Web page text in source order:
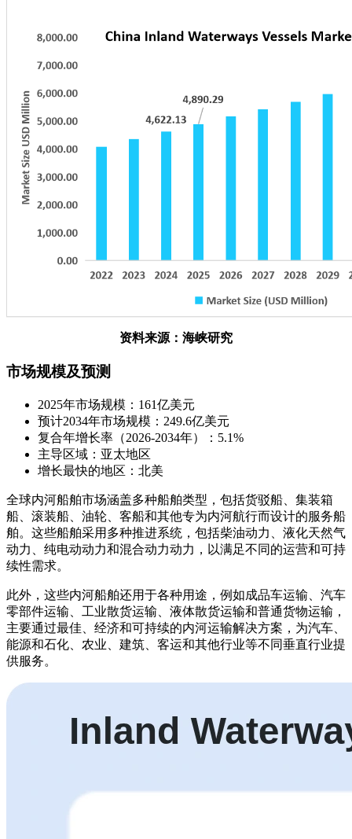
资料来源：海峡研究
市场规模及预测
2025年市场规模：161亿美元
预计2034年市场规模：249.6亿美元
复合年增长率（2026-2034年）：5.1%
主导区域：亚太地区
增长最快的地区：北美
全球内河船舶市场涵盖多种船舶类型，包括货驳船、集装箱
船、滚装船、油轮、客船和其他专为内河航行而设计的服务船
舶。这些船舶采用多种推进系统，包括柴油动力、液化天然气
动力、纯电动动力和混合动力动力，以满足不同的运营和可持
续性需求。
此外，这些内河船舶还用于各种用途，例如成品车运输、汽车
零部件运输、工业散货运输、液体散货运输和普通货物运输，
主要通过最佳、经济和可持续的内河运输解决方案，为汽车、
能源和石化、农业、建筑、客运和其他行业等不同垂直行业提
供服务。